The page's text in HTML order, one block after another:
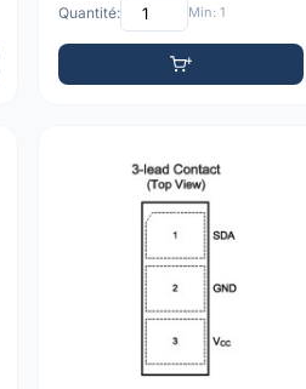
Quantité: Min: 1